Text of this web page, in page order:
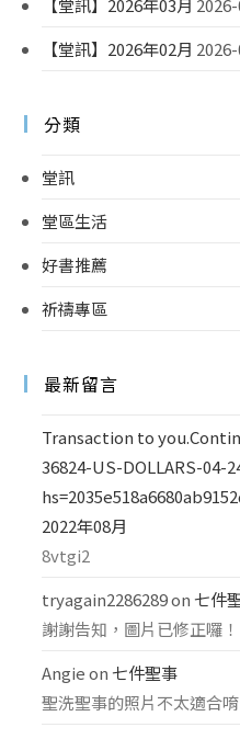
【堂訊】2026年02月
分類
堂訊
堂區生活
好書推薦
祈禱專區
最新留言
Transaction to
36824-US-DOLLARS-04-
2022年08月
8vtgi2
tryagain2286289on 七件
謝謝告知，圖片已修正囉！
Angie on 七件聖事
聖洗聖事的照片不太適合唷